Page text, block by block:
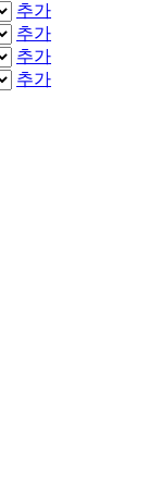
추가
추가
추가
추가